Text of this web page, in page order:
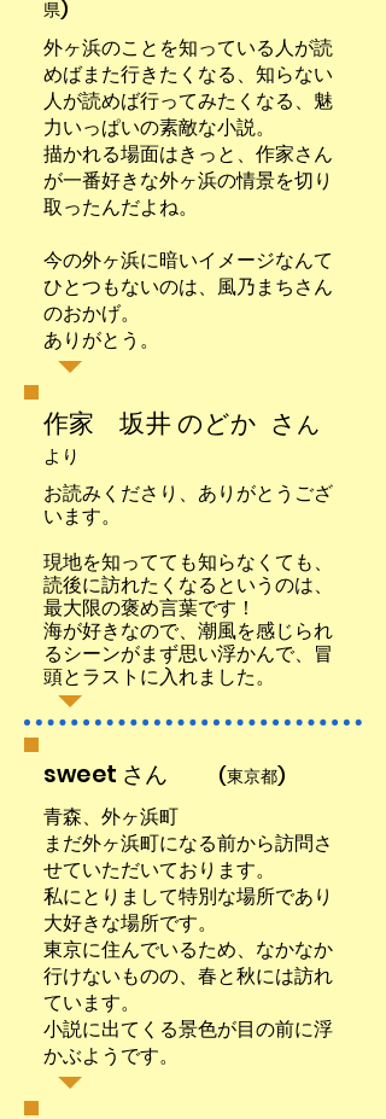
県)
外ヶ浜のことを知っている人が読
めばまた行きたくなる、知らない
人が読めば行ってみたくなる、魅
力いっぱいの素敵な小説。
描かれる場面はきっと、作家さん
が一番好きな外ヶ浜の情景を切り
取ったんだよね。
今の外ヶ浜に暗いイメージなんて
ひとつもないのは、風乃まちさん
のおかげ。
ありがとう。
作家 坂井 のどか さ ん
より
お読みくださり、ありがとうござ
います。
現地を知ってても知らなくても、
読後に訪れたくなるというのは、
最大限の褒め言葉です！
海が好きなので、潮風を感じられ
るシーンがまず思い浮かんで、冒
頭とラストに入れました。
sweet さん (東京都)
青森、外ヶ浜町
まだ外ヶ浜町になる前から訪問さ
せていただいております。
私にとりまして特別な場所であり
大好きな場所です。
東京に住んでいるため、なかなか
行けないものの、春と秋には訪れ
ています。
小説に出てくる景色が目の前に浮
かぶようです。